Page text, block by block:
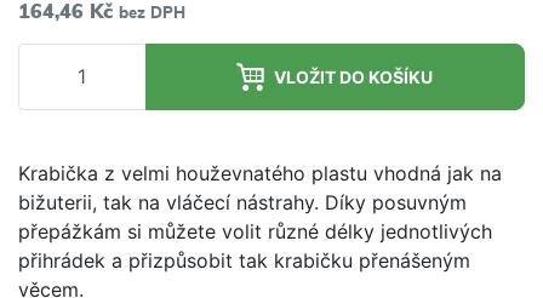
164,46 Kč bez DPH
VLOŽIT DO KOŠÍKU
Krabička z velmi houževnatého plastu vhodná jak na
bižuterii, tak na vláčecí nástrahy. Díky posuvným
přepážkám si můžete volit různé délky jednotlivých
přihrádek a přizpůsobit tak krabičku přenášeným
věcem.